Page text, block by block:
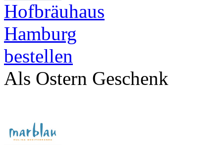
Hofbräuhaus
Hamburg
bestellen
Als Ostern Geschenk